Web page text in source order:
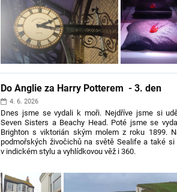
Do Anglie za Harry Potterem - 3. den
4. 6. 2026
Dnes jsme se vydali k moři. Nejdříve jsme si
Seven Sisters a Beachy Head. Poté jsme se
Brighton s viktorián ským molem z roku 1899.
podmořských živočichů na světě Sealife a také
v indickém stylu a vyhlídkovou věž i 360.